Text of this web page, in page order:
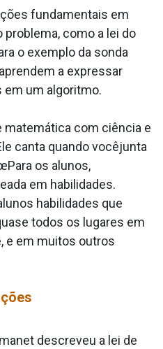
fundamentais em
como a lei do
o exemplo da sonda
a expressar
em um algoritmo.
com ciência e
canta quando vocêjunta
os alunos,
em habilidades.
habilidades que
todos os lugares em
e em muitos outros
descreveu a lei de